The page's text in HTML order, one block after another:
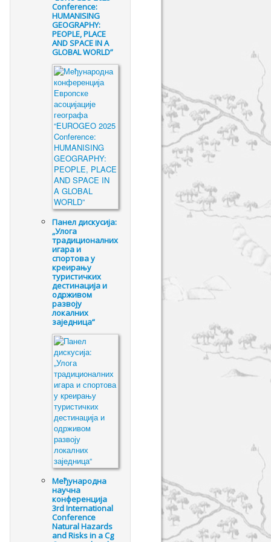
Conference:
HUMANISING
GEOGRAPHY:
PEOPLE, PLACE
AND SPACE IN A
GLOBAL WORLD”
Панел дискусија:
„Улога
традиционалних
игара и
спортова у
креирању
туристичких
дестинација и
одрживом
развоју
локалних
заједница“
Међународна
научна
конференција
3rd International
Conference
Natural Hazards
and Risks in a Cg